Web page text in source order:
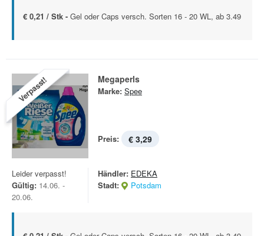
€ 0,21 / Stk - Gel oder Caps versch. Sorten 16 - 20 WL, ab 3.49
Verpasst! Megaperls
Marke: Spee
Preis: € 3,29
Leider verpasst!
Gültig: 14.06. -
20.06.
Händler: EDEKA
Stadt:
Potsdam